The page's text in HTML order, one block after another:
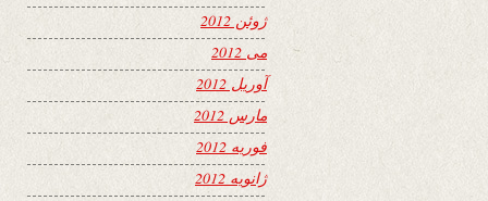
ژوئن 2012
می 2012
آوریل 2012
مارس 2012
فوریه 2012
ژانویه 2012